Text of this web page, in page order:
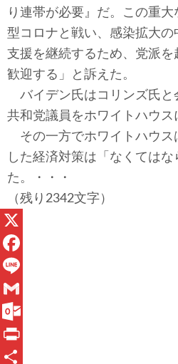
り連帯が必要』だ。この重
型コロナと戦い、感染拡大
支援を継続するため、党派を
歓迎する」と訴えた。
バイデン氏はコリンズ氏と
共和党議員をホワイトハウス
その一方でホワイトハウス
した経済対策は「なくてはな
た。・・・
（残り2342文字）
X
F
a
c
e
b
L
n
e
G
m
a
O
uP